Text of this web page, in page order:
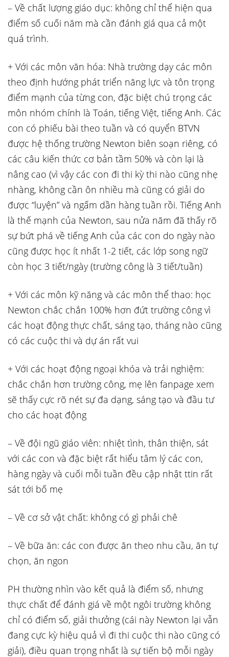
– Về chất lượng giáo dục: không chỉ thể hiện qua
điểm số cuối năm mà cần đánh giá qua cả một
quá trình.
+ Với các môn văn hóa: Nhà trường dạy các môn
theo định hướng phát triển năng lực và tôn trọng
điểm mạnh của từng con, đặc biệt chú trọng các
môn nhóm chính là Toán, tiếng Việt, tiếng Anh. Các
con có phiếu bài theo tuần và có quyển BTVN
được hệ thống trường Newton biên soạn riêng, có
các câu kiến thức cơ bản tầm 50% và còn lại là
nâng cao (vì vậy các con đi thi kỳ thi nào cũng nhẹ
nhàng, không cần ôn nhiều mà cũng có giải do
được “luyện” và ngấm dần hàng tuần rồi. Tiếng Anh
là thế mạnh của Newton, sau nửa năm đã thấy rõ
sự bứt phá về tiếng Anh của các con do ngày nào
cũng được học ít nhất 1-2 tiết, các lớp song ngữ
còn học 3 tiết/ngày (trường công là 3 tiết/tuần)
+ Với các môn kỹ năng và các môn thể thao: học
Newton chắc chắn 100% hơn đứt trường công vì
các hoạt động thực chất, sáng tạo, tháng nào cũng
có các cuộc thi và dự án rất vui
+ Với các hoạt động ngoại khóa và trải nghiệm:
chắc chắn hơn trường công, mẹ lên fanpage xem
sẽ thấy cực rõ nét sự đa dạng, sáng tạo và đầu tư
cho các hoạt động
– Về đội ngũ giáo viên: nhiệt tình, thân thiện, sát
với các con và đặc biệt rất hiểu tâm lý các con,
hàng ngày và cuối mỗi tuần đều cập nhật ttin rất
sát tới bố mẹ
– Về cơ sở vật chất: không có gì phải chê
– Về bữa ăn: các con được ăn theo nhu cầu, ăn tự
chọn, ăn ngon
PH thường nhìn vào kết quả là điểm số, nhưng
thực chất để đánh giá về một ngôi trường không
chỉ có điểm số, giải thưởng (cái này Newton lại vẫn
đang cực kỳ hiệu quả vì đi thi cuộc thi nào cũng có
giải), điều quan trọng nhất là sự tiến bộ mỗi ngày